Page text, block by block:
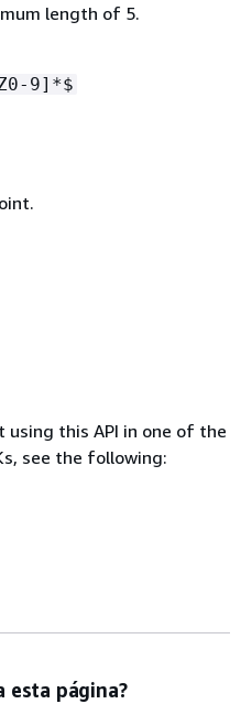
length of 5.
9]*$
this API in one of the
see the following:
esta página?